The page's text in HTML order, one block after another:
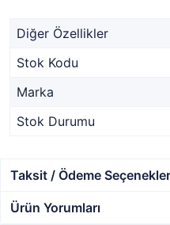
Diğer Özellikler
Stok Kodu
Marka
Stok Durumu
Taksit / Ödeme
Ürün Yorumları